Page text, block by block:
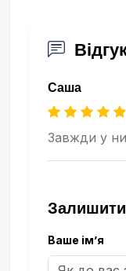
Саша
Завжди у
Залишити
Ваше ім’я